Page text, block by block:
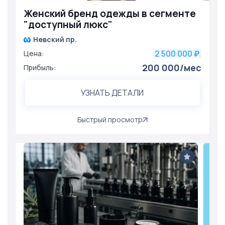
Женский бренд одежды в сегменте
"доступный люкс"
Невский пр.
Цена:
2 500 000 ₽
Прибыль: 200 000/мес
УЗНАТЬ ДЕТАЛИ
Быстрый просмотр